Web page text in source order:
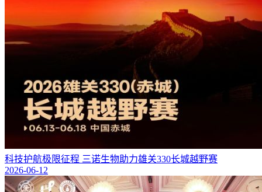
科技护航极限征程 三诺生物助力雄关330长城越野赛
2026-06-12